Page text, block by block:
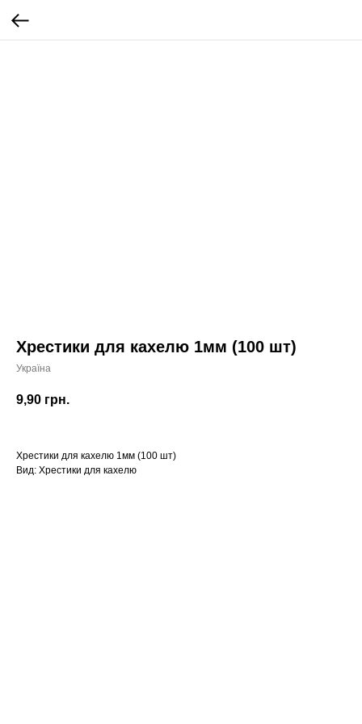
Хрестики для кахелю 1мм (100 шт)
Україна
9,90 грн.
Хрестики для кахелю 1мм (100 шт)
Вид: Хрестики для кахелю